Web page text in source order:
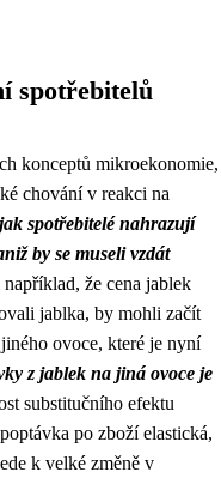
spotřebitelů
konceptů mikroekonomie,
chování v reakci na
spotřebitelé nahrazují
by se museli vzdát
například, že cena jablek
jablka, by mohli začít
ovoce, které je nyní
z jablek na jiná ovoce je
substitučního efektu
po zboží elastická,
k velké změně v